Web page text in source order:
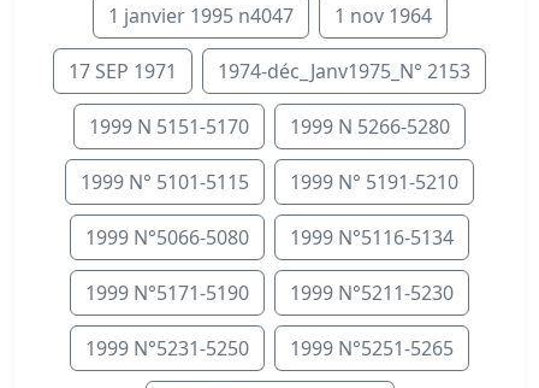
1 janvier 1995 n4047 1 nov 1964
17 SEP 1971 1974-déc_Janv1975_N° 2153
1999 N 5151-5170 1999 N 5266-5280
1999 N° 5101-5115 1999 N° 5191-5210
1999 N°5066-5080 1999 N°5116-5134
1999 N°5171-5190 1999 N°5211-5230
1999 N°5231-5250 1999 N°5251-5265